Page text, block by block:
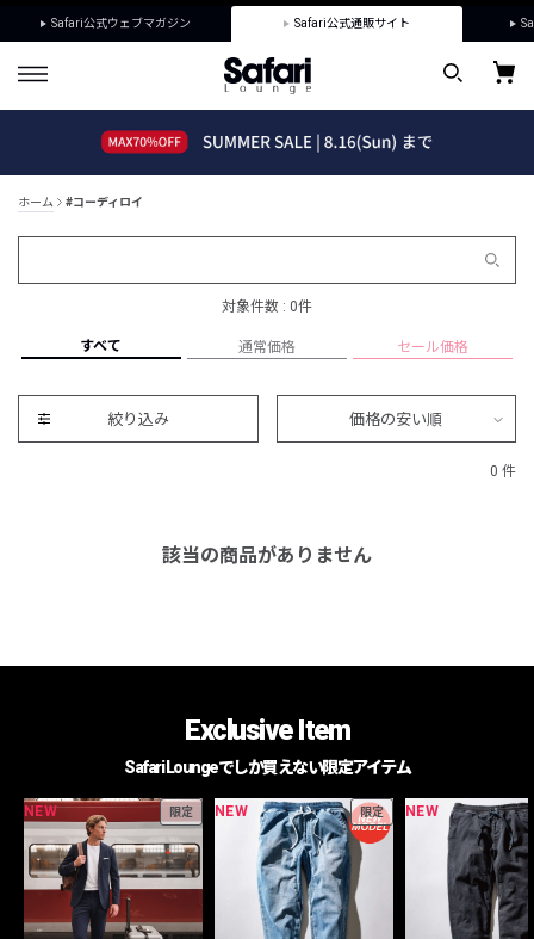
Safari公式ウェブマガジン Safari公式通販サイト
ホーム #コーディロイ
対象件数 : 0件
すべて 通常価格 セール価格
絞り込み 価格の安い順
0 件
該当の商品がありません
Exclusive Item
Safari Loungeでしか買えない限定アイテム
NEW 限定 NEW 限定 NEW